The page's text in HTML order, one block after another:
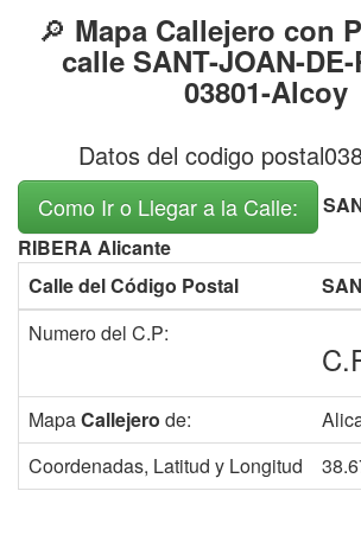
🔎 Mapa Callejero con
calle SANT-JOAN-
03801-Alcoy
Datos del codigo
Como Ir o Llegar a la Calle:
RIBERA Alicante
Calle del Código Postal
Numero del C.P:
MapaCallejero de:
Coordenadas, Latitud y Longitud